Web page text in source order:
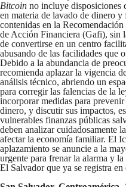
Bitcoin no incluye disposiciones
en materia de lavado de dinero
contenidas en la
de Acción Financiera (Gafi), sin
de convertirse en un centro
abusando de las facilidades que
Debido a la abundancia de
recomienda aplazar la vigencia
análisis técnico, abriendo un
para corregir las falencias de la
incorporar medidas para
dinero, y discutir sus impactos,
vulnerables finanzas públicas
deben analizar cuidadosamente
afectar la economía familiar. El
aplazamiento se anuncie a la
urgente para frenar la alarma y
El Salvador que ya se registra